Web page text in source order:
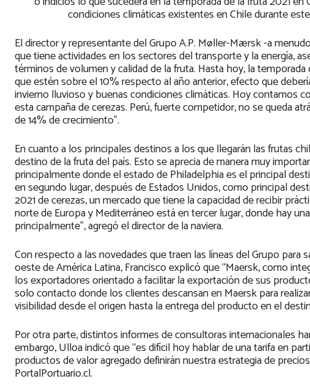
condiciones climáticas existentes en Chile durante
El director y representante del Grupo A.P. Møller-Mærsk -a
que tiene actividades en los sectores del transporte y la energía,
términos de volumen y calidad de la fruta. Hasta hoy, la
que estén sobre el 10% respecto al año anterior, efecto que
invierno lluvioso y buenas condiciones climáticas. Hoy contamos
esta campaña de cerezas. Perú, fuerte competidor, no se queda
de 14% de crecimiento”.
En cuanto a los principales destinos a los que llegarán las frutas
destino de la fruta del país. Esto se aprecia de manera muy
principalmente donde el estado de Philadelphia es el principal
en segundo lugar, después de Estados Unidos, como principal
2021 de cerezas, un mercado que tiene la capacidad de recibir
norte de Europa y Mediterráneo está en tercer lugar, donde hay
principalmente”, agregó el director de la naviera.
Con respecto a las novedades que traen las líneas del Grupo
oeste de América Latina, Francisco explicó que “Maersk, como
los exportadores orientado a facilitar la exportación de sus
solo contacto donde los clientes descansan en Maersk para
visibilidad desde el origen hasta la entrega del producto en el
Por otra parte, distintos informes de consultoras internacionales
embargo, Ulloa indicó que “es difícil hoy hablar de una tarifa en
productos de valor agregado definirán nuestra estrategia de
PortalPortuario.cl.